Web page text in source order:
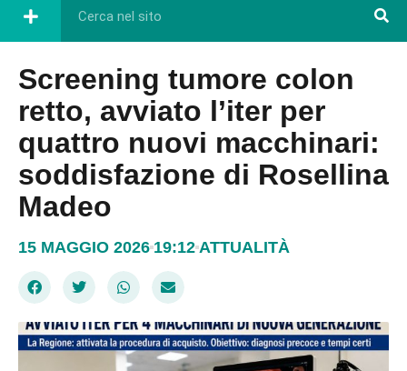
Screening tumore colon
retto, avviato l’iter per
quattro nuovi macchinari:
soddisfazione di Rosellina
Madeo
15 MAGGIO 2026 19:12 ATTUALITÀ